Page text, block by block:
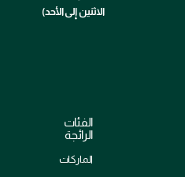
الاثنين إلى الأحد)
الفئات
الرائجة
الماركات